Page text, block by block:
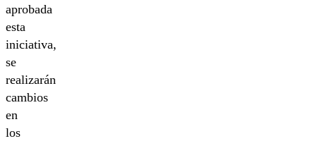
aprobada
esta
iniciativa,
se
realizarán
cambios
en
los